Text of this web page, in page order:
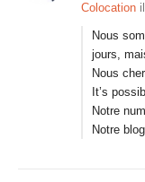
Colocation
Nous
jours,
Nous
It’s
Notre
Notre